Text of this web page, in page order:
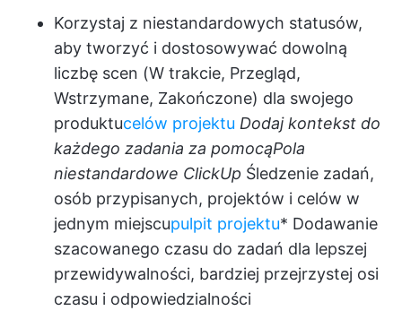
Korzystaj z niestandardowych statusów,
aby tworzyć i dostosowywać dowolną
liczbę scen (W trakcie, Przegląd,
Wstrzymane, Zakończone) dla swojego
produktucelów projektu Dodaj kontekst do
każdego zadania za pomocąPola
niestandardowe ClickUp Śledzenie zadań,
osób przypisanych, projektów i celów w
jednym miejscupulpit projektu* Dodawanie
szacowanego czasu do zadań dla lepszej
przewidywalności, bardziej przejrzystej osi
czasu i odpowiedzialności